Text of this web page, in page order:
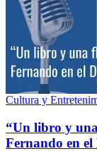
Cultura y
“Un libro y
Fernando en